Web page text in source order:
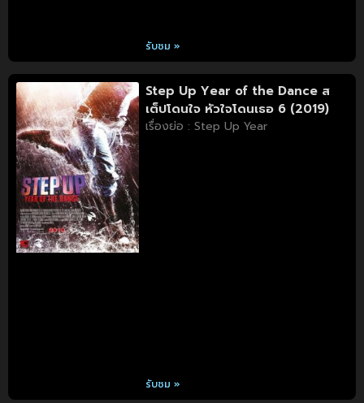
รับชม »
Step Up Year of the Dance ส
เต็ปโดนใจ หัวใจโดนเธอ 6 (2019)
เรื่องย่อ : Step Up Year
รับชม »